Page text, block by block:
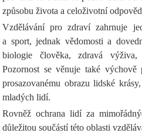
způsobu života a celoživotní
Vzdělávání pro zdraví zahrnuje
a sport, jednak vědomosti a
biologie člověka, zdravá výživa,
Pozornost se věnuje také
prosazovanému obrazu lidské
mladých lidí.
Rovněž ochrana lidí za
důležitou součástí této oblasti